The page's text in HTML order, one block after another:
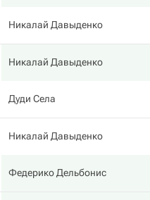
Никалай Давыденко
Никалай Давыденко
Дуди Села
Никалай Давыденко
Федерико Дельбонис